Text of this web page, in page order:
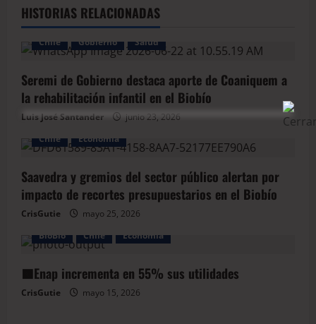
HISTORIAS RELACIONADAS
Chile Gobierno Salud
Seremi de Gobierno destaca aporte de Coaniquem a
la rehabilitación infantil en el Biobío
Luis José Santander
junio 23, 2026
Chile
Economía
Saavedra y gremios del sector público alertan por
impacto de recortes presupuestarios en el Biobío
CrisGutie
mayo 25, 2026
BioBio
Chile Economía
🟩Enap incrementa en 55% sus utilidades
CrisGutie mayo 15, 2026